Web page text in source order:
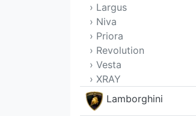
› Largus
› Niva
› Priora
› Revolution
› Vesta
› XRAY
Lamborghini